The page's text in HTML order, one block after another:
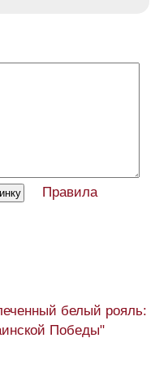
Правила
белый рояль:
Победы"